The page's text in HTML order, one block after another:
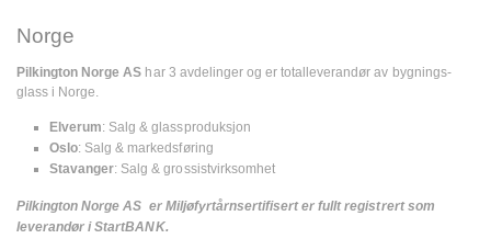
Norge
Pilkington Norge AS har 3 avdelinger og er totalleverandør av bygnings-
glass i Norge.
Elverum: Salg & glassproduksjon
Oslo: Salg & markedsføring
Stavanger: Salg & grossistvirksomhet
Pilkington Norge AS er Miljøfyrtårnsertifisert er fullt registrert som
leverandør i StartBANK.